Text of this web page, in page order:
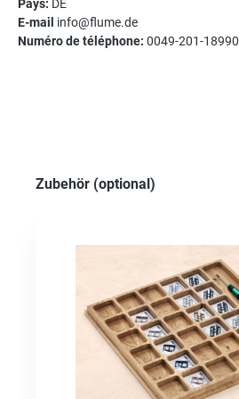
Pays: DE
E-mail info@flume.de
Numéro de téléphone: 0049-201-18990
Ignorer la galerie de produits
Zubehör (optional)